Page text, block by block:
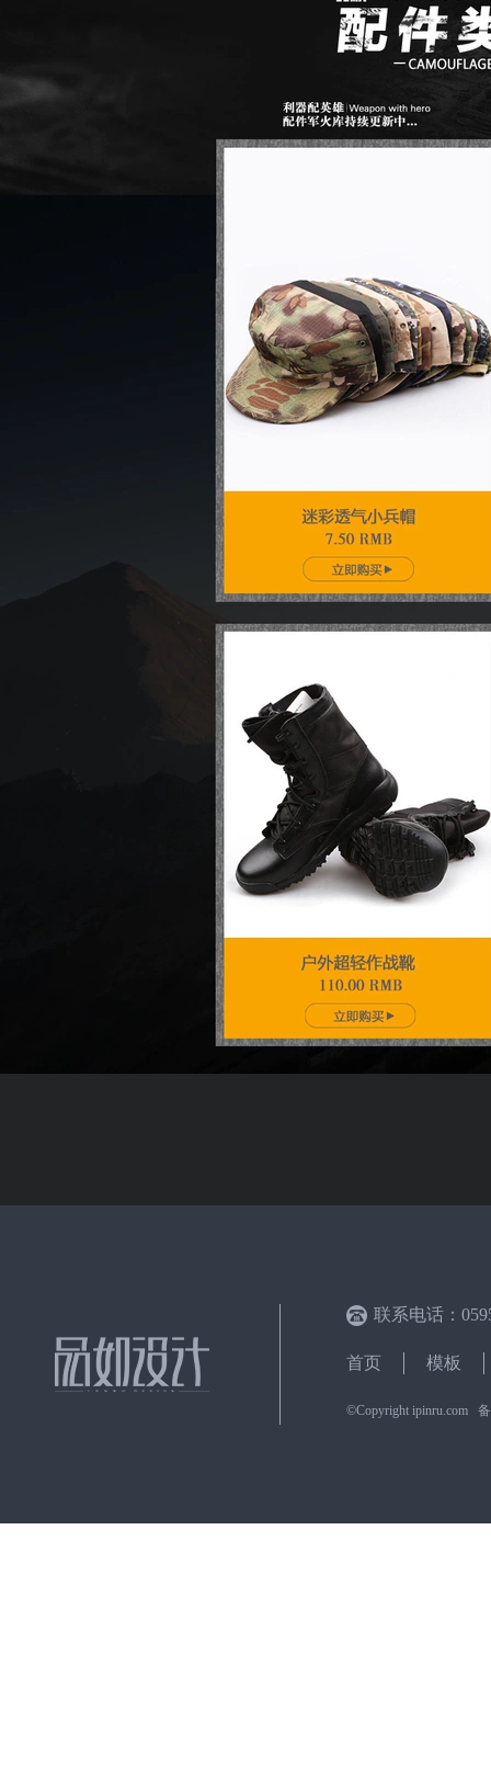
联系电话：
首页 模板
©Copyright ipinru.com